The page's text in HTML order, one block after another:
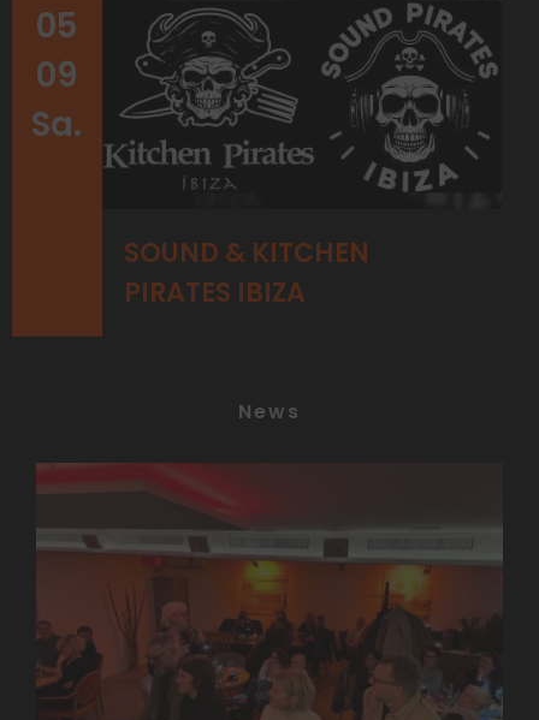
SOUND & KITCHEN
PIRATES IBIZA
05
09
Sa.
News